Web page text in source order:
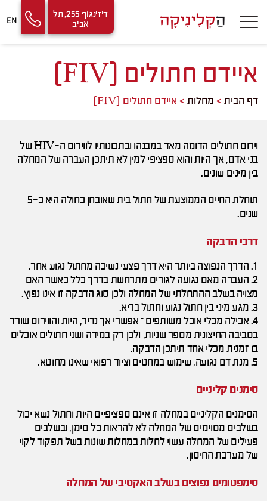
to
Us
דיזינגוף 255, תל
אביב
EN
איידס חתולים (FIV)
דף הבית > מחלות > איידס חתולים (FIV)
וירוס חתולים הדומה מאד במבנהו ובתכונותיו לווירוס ה-HIV של
בני אדם, אך היות והוא ספציפי למין לא תיתכן העברה של המחלה
בין מינים שונים.
תוחלת החיים הממוצעת של חתול בית שאובחן כחולה היא כ-5
שנים.
דרכי הדבקה
1. הדרך הנפוצה ביותר היא דרך פצעי נשיכה מחתול נגוע אחר.
2. העברה מאם נגועה לגורים מתרחשת בדרך כלל כאשר האם
מצויה בשלב ההתחלתי של המחלה ולכן סוג הדבקה זו אינו נפוץ.
3. מגע מיני בין חתול נגוע וחתול בריא.
4. אכילה מכלי אוכל משותפים – אפשרי אך נדיר, היות והווירוס שורד
בסביבה החיצונית מספר שניות, ולכן רק במידה ושני חתולים אוכלים
בו זמנית מכלי אחד תיתכן הדבקה.
5. מנת דם נגועה, שימוש במחטים וציוד רפואי שאינו מחוטא.
סימנים קליניים
הסימנים הקליניים במחלה זו אינם ספציפיים היות וחתול נשא יכול
בשלבים מסוימים של המחלה לא להראות כל סימן, ובשלבים
פעילים של המחלה עשוי לחלות במחלות שונות בשל תפקוד לקוי
של מערכת החיסון.
סימפטומים נפוצים בשלב האקטיבי של המחלה